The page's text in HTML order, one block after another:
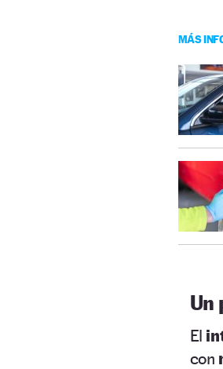
MÁS
Un
El
con